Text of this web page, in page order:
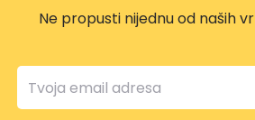
Ne propusti nijednu od naših